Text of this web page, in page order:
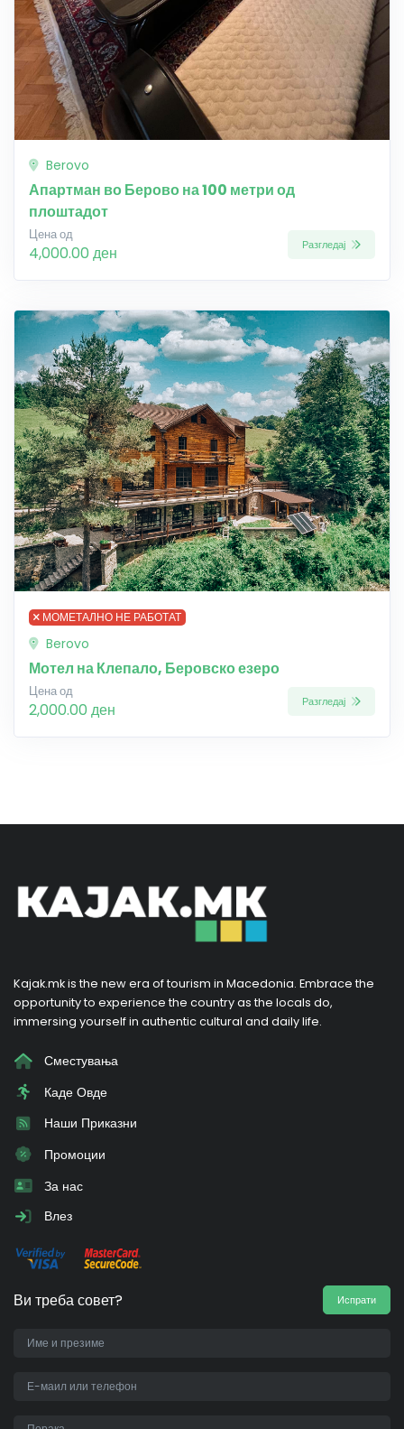
Berovo
Апартман во Берово на 100 метри од
плоштадот
Цена од
4,000.00 ден Разгледај
МОМЕТАЛНО НЕ РАБОТАТ
Berovo
Мотел на Клепало, Беровско езеро
Цена од
2,000.00 ден Разгледај
Kajak.mk is the new era of tourism in Macedonia. Embrace the
opportunity to experience the country as the locals do,
immersing yourself in authentic cultural and daily life.
Сместувања
Каде Овде
Наши Приказни
Промоции
За нас
Влез
Ви треба совет? Испрати